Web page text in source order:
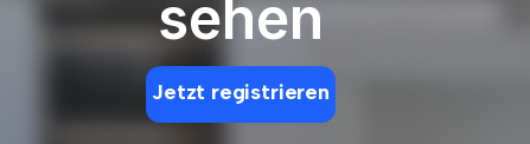
sehen
Jetzt registrieren